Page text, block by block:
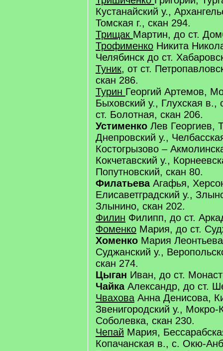
Кустанайский у.,
Томская г., скан 294.
Трищак Мартин, до ст.
Трофименко Никита
Челябинск до ст.
Туник, от ст.
скан 286.
Турин Георгий Артемов,
Быховский у., Глухская в.,
ст. Болотная, скан 206.
Устименко Лев Георгиев,
Днепровский у.,
Костогрызово –
Кокчетавский у.,
Попутновский, скан 80.
Филатьева Агафья,
Елисаветградский у.,
Злынино, скан 202.
Филин Филипп, до ст.
Фоменко Мария, до ст.
Хоменко Мария
Суджанский у.,
скан 274.
Цыган Иван, до ст.
Чайка Александр, до ст.
Чвахова Анна Денисова,
Звенигородский у., Мокро-
Соболевка, скан 230.
Чепай Мария,
Копачанская в., с. Окю-